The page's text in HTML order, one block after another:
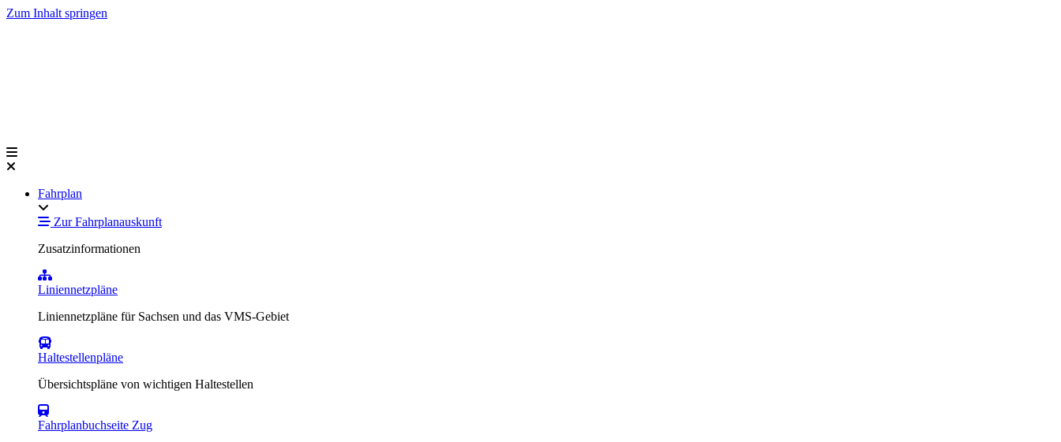
Zum Inhalt springen
Fahrplan
Zur Fahrplanauskunft
Zusatzinformationen
Liniennetzpläne
Liniennetzpläne für Sachsen und das VMS-Gebiet
Haltestellenpläne
Übersichtspläne von wichtigen Haltestellen
Fahrplanbuchseite Zug